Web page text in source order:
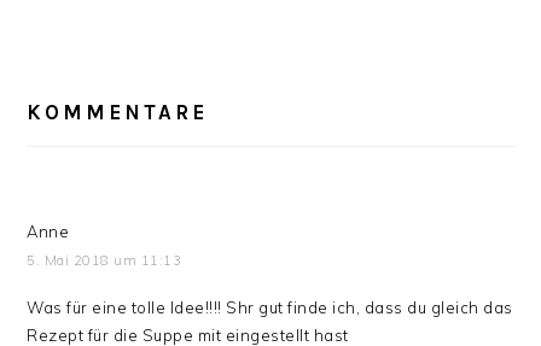
INTERAKTIONEN
KOMMENTARE
Anne
5. Mai 2018 um 11:13
Was für eine tolle Idee!!!! Shr gut finde ich, dass du gleich das
Rezept für die Suppe mit eingestellt hast